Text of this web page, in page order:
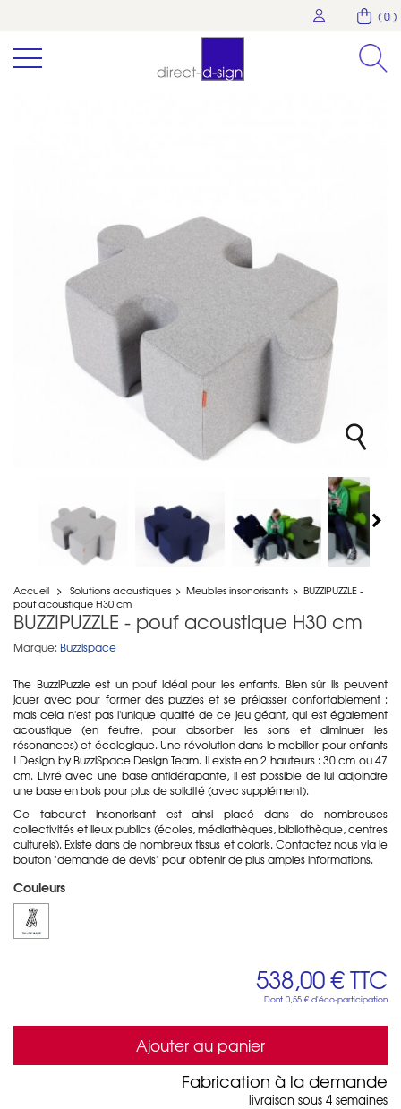
( 0 )
Accueil > Solutions acoustiques > Meubles insonorisants > BUZZIPUZZLE -
pouf acoustique H30 cm
BUZZIPUZZLE - pouf acoustique H30 cm
Marque: Buzzispace
The BuzziPuzzle est un pouf idéal pour les enfants. Bien sûr ils peuvent
jouer avec pour former des puzzles et se prélasser confortablement :
mais cela n'est pas l'unique qualité de ce jeu géant, qui est également
acoustique (en feutre, pour absorber les sons et diminuer les
résonances) et écologique. Une révolution dans le mobilier pour enfants
! Design by BuzziSpace Design Team. Il existe en 2 hauteurs : 30 cm ou 47
cm. Livré avec une base antidérapante, il est possible de lui adjoindre
une base en bois pour plus de solidité (avec supplément).
Ce tabouret insonorisant est ainsi placé dans de nombreuses
collectivités et lieux publics (écoles, médiathèques, bibliothèque, centres
culturels). Existe dans de nombreux tissus et coloris. Contactez nous via le
bouton "demande de devis" pour obtenir de plus amples informations.
Couleurs
538,00 €TTC
Dont 0,55 € d'éco-participation
Ajouter au panier
Fabrication à la demande
livraison sous 4 semaines